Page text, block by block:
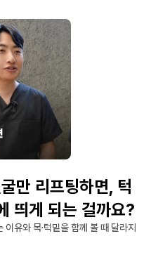
만 리프팅하면, 턱
띄게 되는 걸까요?
유와 목·턱밑을 함께 볼 때 달라지